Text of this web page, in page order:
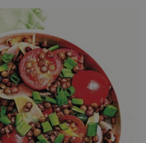
pokožky. Ohnivá znamení
Berana, Lva a Střelce v sobě
elán. Vaše